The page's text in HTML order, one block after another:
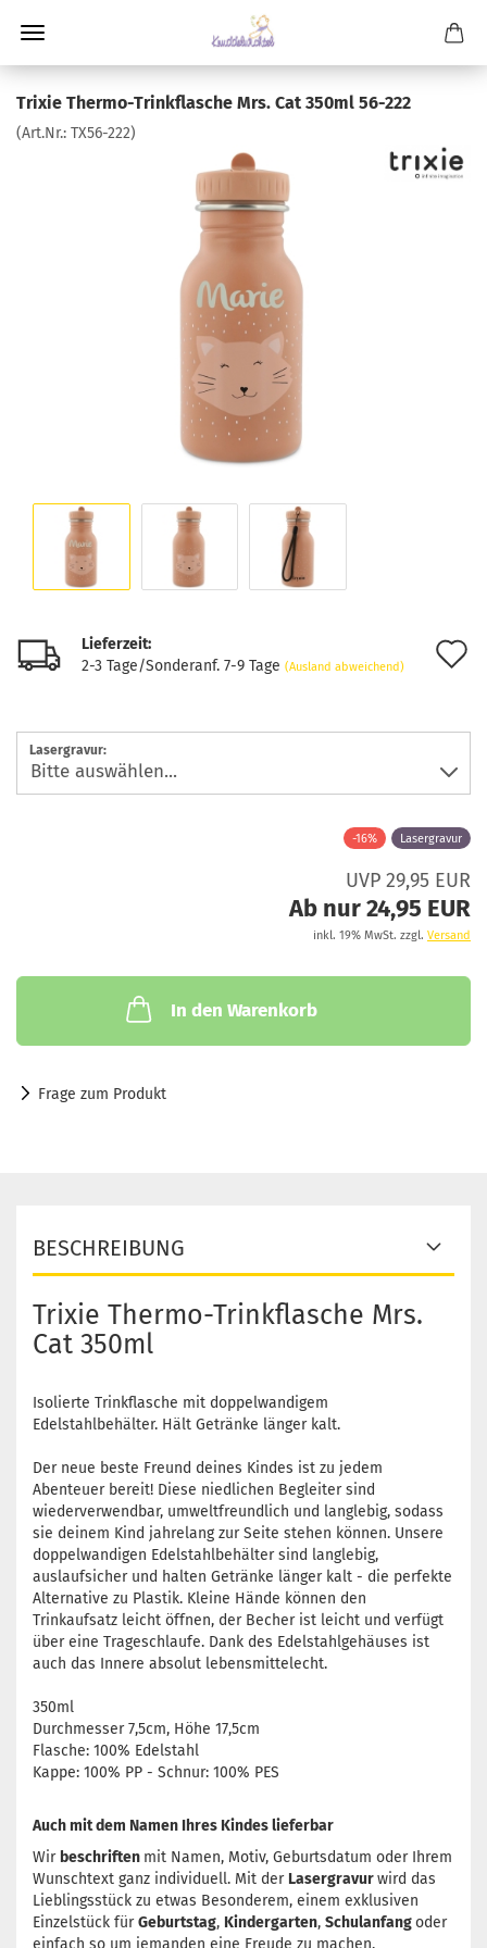
Trixie Thermo-Trinkflasche Mrs. Cat 350ml 56-222
(Art.Nr.: TX56-222)
Lieferzeit:
2-3 Tage/Sonderanf. 7-9 Tage (Ausland abweichend)
Lasergravur:
-16% Lasergravur
UVP 29,95 EUR
Ab nur 24,95 EUR
inkl. 19% MwSt. zzgl. Versand
In den Warenkorb
Frage zum Produkt
BESCHREIBUNG
Trixie Thermo-Trinkflasche Mrs.
Cat 350ml
Isolierte Trinkflasche mit doppelwandigem
Edelstahlbehälter. Hält Getränke länger kalt.
Der neue beste Freund deines Kindes ist zu jedem
Abenteuer bereit! Diese niedlichen Begleiter sind
wiederverwendbar, umweltfreundlich und langlebig, sodass
sie deinem Kind jahrelang zur Seite stehen können. Unsere
doppelwandigen Edelstahlbehälter sind langlebig,
auslaufsicher und halten Getränke länger kalt - die perfekte
Alternative zu Plastik. Kleine Hände können den
Trinkaufsatz leicht öffnen, der Becher ist leicht und verfügt
über eine Trageschlaufe. Dank des Edelstahlgehäuses ist
auch das Innere absolut lebensmittelecht.
350ml
Durchmesser 7,5cm, Höhe 17,5cm
Flasche: 100% Edelstahl
Kappe: 100% PP - Schnur: 100% PES
Auch mit dem Namen Ihres Kindes lieferbar
Wir beschriften mit Namen, Motiv, Geburtsdatum oder Ihrem
Wunschtext ganz individuell. Mit der Lasergravurwird das
Lieblingsstück zu etwas Besonderem, einem exklusiven
Einzelstück fürGeburtstag, Kindergarten, Schulanfangoder